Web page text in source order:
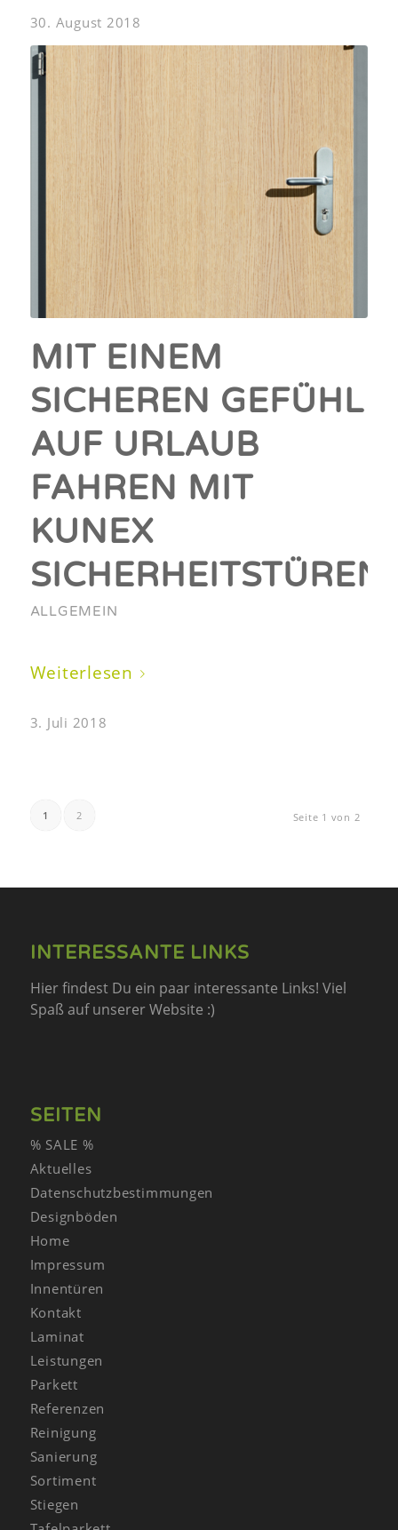
30. August 2018
MIT EINEM
SICHEREN GEFÜHL
AUF URLAUB
FAHREN MIT
KUNEX
SICHERHEITSTÜREN
ALLGEMEIN
Weiterlesen
3. Juli 2018
Seite 1 von 2
1 2
INTERESSANTE LINKS
Hier findest Du ein paar interessante Links! Viel
Spaß auf unserer Website :)
SEITEN
% SALE %
Aktuelles
Datenschutzbestimmungen
Designböden
Home
Impressum
Innentüren
Kontakt
Laminat
Leistungen
Parkett
Referenzen
Reinigung
Sanierung
Sortiment
Stiegen